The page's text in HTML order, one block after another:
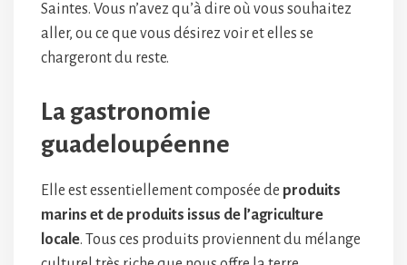
Saintes. Vous n’avez qu’à dire où vous souhaitez
aller, ou ce que vous désirez voir et elles se
chargeront du reste.
La gastronomie
guadeloupéenne
Elle est essentiellement composée de produits
marins et de produits issus de l’agriculture
locale. Tous ces produits proviennent du mélange